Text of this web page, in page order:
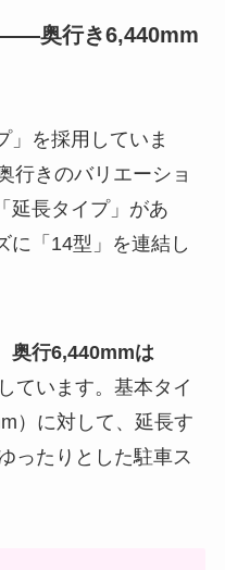
——奥行き6,440mm
」を採用していま
行きのバリエーショ
延長タイプ」があ
に「14型」を連結し
奥行6,440mmは
ています。基本タイ
）に対して、延長す
ったりとした駐車ス